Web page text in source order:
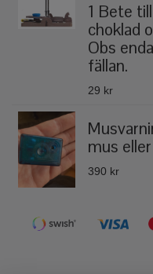
1 Bete
choklad
Obs
fällan.
29 kr
mus
390 kr